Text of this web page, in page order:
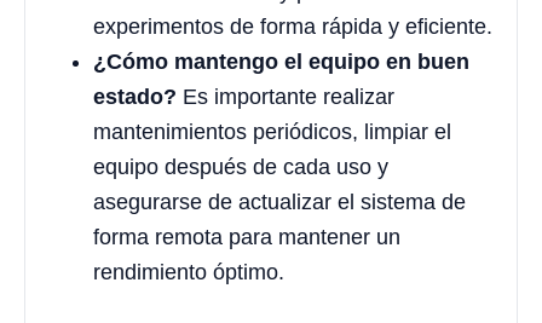
experimentos de forma rápida y eficiente.
¿Cómo mantengo el equipo en buen
estado? Es importante realizar
mantenimientos periódicos, limpiar el
equipo después de cada uso y
asegurarse de actualizar el sistema de
forma remota para mantener un
rendimiento óptimo.